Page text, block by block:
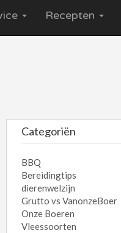
Recepten
Categoriën
BBQ
Bereidingtips
dierenwelzijn
Grutto vs VanonzeBoer
Onze Boeren
Vleessoorten